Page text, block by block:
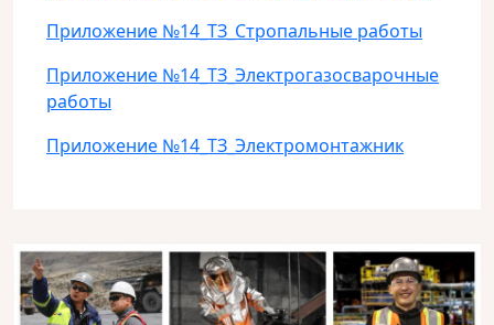
Приложение №14_ТЗ_Стропальные работы
Приложение №14_ТЗ_Электрогазосварочные
работы
Приложение №14_ТЗ_Электромонтажник